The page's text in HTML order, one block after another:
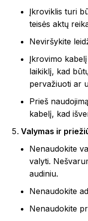
Įkroviklis turi
teisės aktų
Neviršykite
Įkrovimo
laikiklį, kad
pervažiuoti ar
Prieš
kabelį, kad
Valymas ir
Nenaudokite
valyti.
audiniu.
Nenaudokite
Nenaudokite